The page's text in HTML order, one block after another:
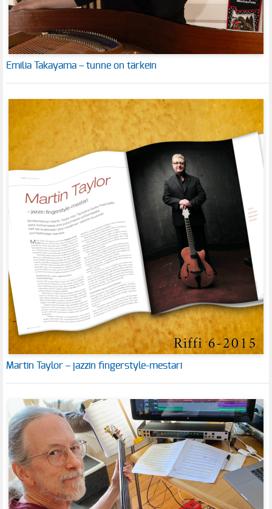
Emilia Takayama – tunne on tärkein
Martin Taylor – jazzin fingerstyle-mestari